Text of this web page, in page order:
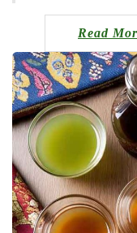
Read